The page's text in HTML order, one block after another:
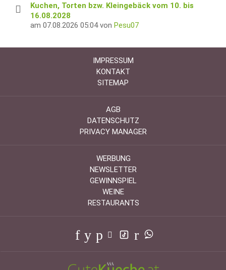
Kuchen, Torten bzw. Kleingebäck vom 10. bis
16.08.2028
am 07.08.2026 05:04 von Pesu07
IMPRESSUM
KONTAKT
SITEMAP
AGB
DATENSCHUTZ
PRIVACY MANAGER
WERBUNG
NEWSLETTER
GEWINNSPIEL
WEINE
RESTAURANTS